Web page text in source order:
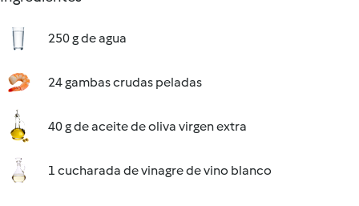
250 g de agua
24 gambas crudas peladas
40 g de aceite de oliva virgen extra
1 cucharada de vinagre de vino blanco